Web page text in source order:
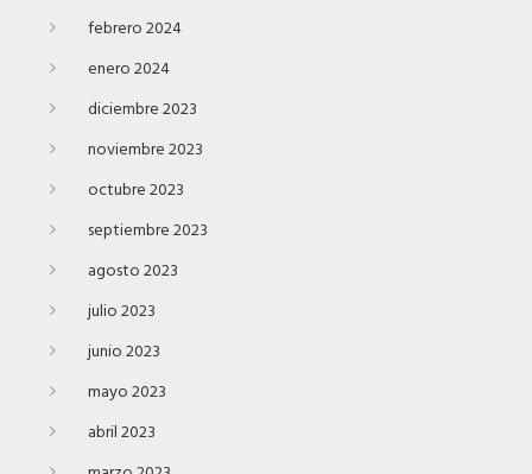
febrero 2024
enero 2024
diciembre 2023
noviembre 2023
octubre 2023
septiembre 2023
agosto 2023
julio 2023
junio 2023
mayo 2023
abril 2023